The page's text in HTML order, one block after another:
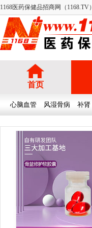
1168医药保健品招商网（1168.TV）
首页
心脑血管 风湿骨病 补肾